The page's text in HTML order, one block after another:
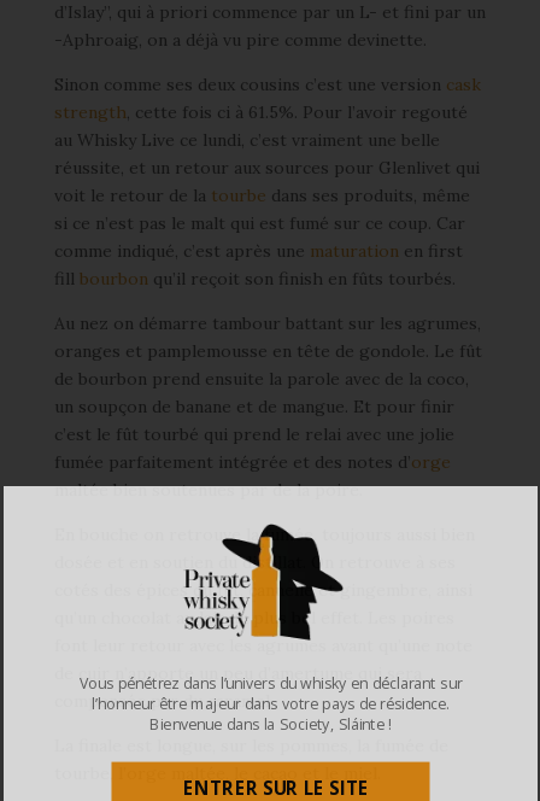
d’Islay”, qui à priori commence par un L- et fini par un
-Aphroaig, on a déjà vu pire comme devinette.
Sinon comme ses deux cousins c’est une version cask
strength, cette fois ci à 61.5%. Pour l’avoir regouté
au Whisky Live ce lundi, c’est vraiment une belle
réussite, et un retour aux sources pour Glenlivet qui
voit le retour de la tourbe dans ses produits, même
si ce n’est pas le malt qui est fumé sur ce coup. Car
comme indiqué, c’est après une maturation en first
fill bourbon qu’il reçoit son finish en fûts tourbés.
Au nez on démarre tambour battant sur les agrumes,
oranges et pamplemousse en tête de gondole. Le fût
de bourbon prend ensuite la parole avec de la coco,
un soupçon de banane et de mangue. Et pour finir
c’est le fût tourbé qui prend le relai avec une jolie
fumée parfaitement intégrée et des notes d’orge
maltée bien soutenues par de la poire.
En bouche on retrouve la fumée, toujours aussi bien
dosée et en soutien du distillat. On retrouve à ses
cotés des épices du fût, cannelle et gingembre, ainsi
qu’un chocolat au lait du plus bel effet. Les poires
font leur retour avec les agrumes avant qu’une note
de cuir n’apporte un peu d’amertume qui sera
compensée par du caramel.
Vous pénétrez dans l’univers du whisky en déclarant sur
l’honneur être majeur dans votre pays de résidence.
Bienvenue dans la Society, Sláinte !
ENTRER SUR LE SITE